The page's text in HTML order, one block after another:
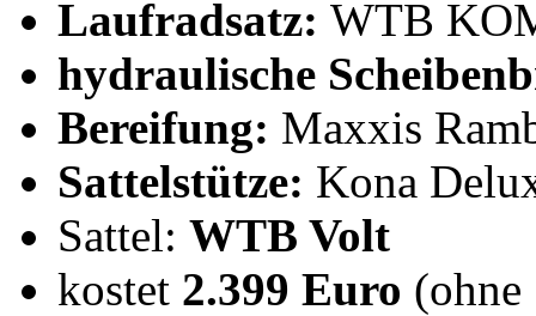
Laufradsatz: WTB
hydraulische
Bereifung: Maxxis
Sattelstütze: Kona
Sattel: WTB Volt
kostet 2.399 Euro (ohne